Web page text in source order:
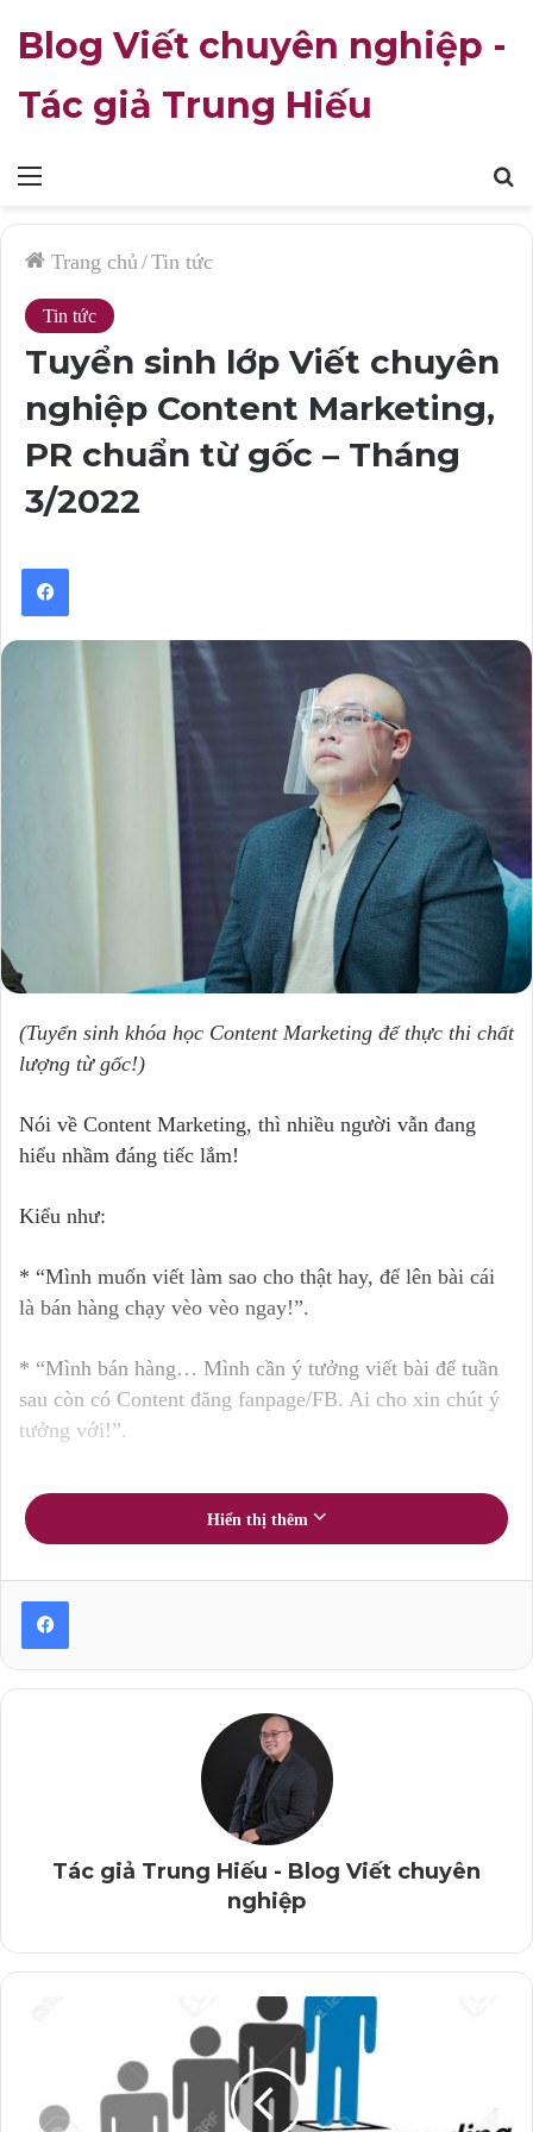
Mục
Blog Viết chuyên nghiệp -
Tác giả Trung Hiếu
Trang chủ/Tin tức
Tin tức
Tuyển sinh lớp Viết chuyên
nghiệp Content Marketing,
PR chuẩn từ gốc – Tháng
3/2022
(Tuyển sinh khóa học Content Marketing để thực thi chất
lượng từ gốc!)
Nói về Content Marketing, thì nhiều người vẫn đang
hiểu nhầm đáng tiếc lắm!
Kiểu như:
* “Mình muốn viết làm sao cho thật hay, để lên bài cái
là bán hàng chạy vèo vèo ngay!”.
* “Mình bán hàng… Mình cần ý tưởng viết bài để tuần
sau còn có Content đăng fanpage/FB. Ai cho xin chút ý
tưởng với!”.
…
Tại sao những tư duy kiểu như vậy lại là sự hiểu nhầm
đáng tiếc?
Bởi vì Content Marketing là một quá trình, không phải
một phép màu, để hô biến món hàng bất kỳ thành “cục
Là do làm Content Marketing thì cần sự toan tính theo
từng giai đoạn, ứng với những tầng phễu Marketing!
Không có kế hoạch nội dung định kỳ và dài hơi (đến nỗi
phải đi… xin ý tưởng), chẳng có sự tính toán, phân bổ
nội dung hợp lý, mà chỉ đơn giản là viết lách tùy hứng,
thích gì/nghĩ gì viết nấy, thì không thể gọi là Content
Vậy nên, để tránh những sự hiểu nhầm đáng tiếc kiểu
như trên, để hiểu bản chất cốt lõi của Content Marketing
và làm nó chuẩn từ gốc, thì khóa Đào tạo Kỹ năng Viết
Hiển thị thêm
Tác giả Trung Hiếu - Blog Viết chuyên
nghiệp